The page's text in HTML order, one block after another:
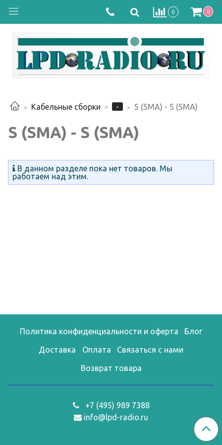
0 0
Кабельные сборки - S (SMA) - S (SMA)
S (SMA) - S (SMA)
В данном разделе пока нет товаров. Мы
работаем над этим.
Политика конфиденциальности и оферта Блог
Доставка Оплата Связаться с нами
Возврат товара
+7 (495) 989 7388
info@lpd-radio.ru